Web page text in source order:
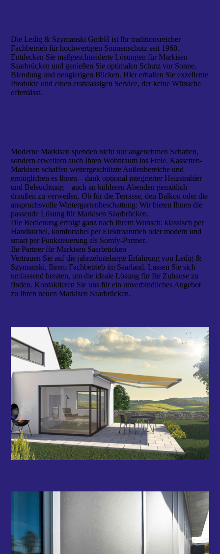
Die Ledig & Szymanski GmbH ist Ihr traditionsreicher
Fachbetrieb für hochwertigen Sonnenschutz seit 1968.
Entdecken Sie maßgeschneiderte Lösungen für Markisen
Saarbrücken und genießen Sie optimalen Schutz vor Sonne,
Blendung und neugierigen Blicken. Hier erhalten Sie exzellente
Produkte und einen erstklassigen Service, der keine Wünsche
offenlässt.
Moderne Markisen spenden nicht nur angenehmen Schatten,
sondern erweitern auch Ihren Wohnraum ins Freie. Kassetten-
Markisen schaffen wettergeschützte Außenbereiche und
ermöglichen es Ihnen – dank optional integrierter Heizstrahler
und Beleuchtung – auch an kühleren Abenden gemütlich
draußen zu verweilen. Ob für die Terrasse, den Balkon oder die
anspruchsvolle Wintergartenbeschattung: Wir bieten Ihnen die
passende Lösung für Markisen Saarbrücken.
Die Bedienung erfolgt ganz nach Ihrem Wunsch: klassisch per
Handkurbel, komfortabel per Elektroantrieb oder modern und
smart per Funksteuerung als Somfy-Partner.
Ihr Partner für Markisen Saarbrücken
Vertrauen Sie auf die jahrzehntelange Erfahrung von Ledig &
Szymanski, Ihrem Fachbetrieb im Saarland. Lassen Sie sich
umfassend beraten, um die ideale Lösung für Ihr Zuhause zu
finden. Kontaktieren Sie uns für ein unverbindliches Angebot
zu Ihren neuen Markisen Saarbrücken.